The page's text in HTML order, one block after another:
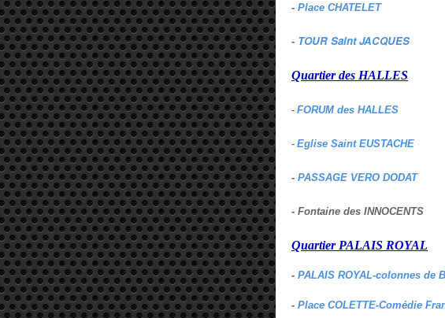
- Place CHATELET
- TOUR Saint JACQUES
Quartier des HALLES
- FORUM des HALLES
- Eglise Saint EUSTACHE
- PASSAGE VERO DODAT
- Fontaine des INNOCENTS
Quartier PALAIS ROYAL
- PALAIS ROYAL-colonnes de
- Place COLETTE-Comédie